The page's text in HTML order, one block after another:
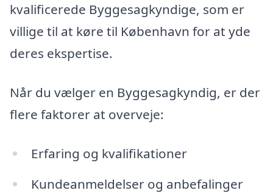
kvalificerede Byggesagkyndige, som er
villige til at køre til København for at yde
deres ekspertise.
Når du vælger en Byggesagkyndig, er der
flere faktorer at overveje:
Erfaring og kvalifikationer
Kundeanmeldelser og anbefalinger